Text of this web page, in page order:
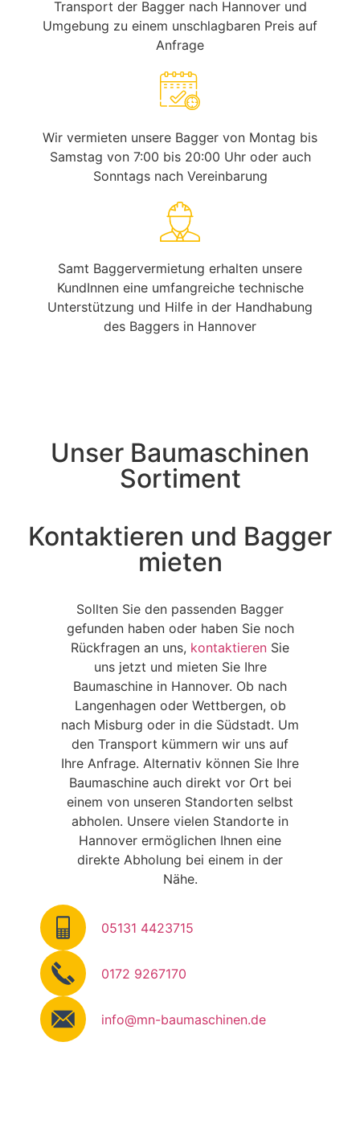
Transport der Bagger nach Hannover und
Umgebung zu einem unschlagbaren Preis auf
Anfrage
Wir vermieten unsere Bagger von Montag bis
Samstag von 7:00 bis 20:00 Uhr oder auch
Sonntags nach Vereinbarung
Samt Baggervermietung erhalten unsere
KundInnen eine umfangreiche technische
Unterstützung und Hilfe in der Handhabung
des Baggers in Hannover
Unser Baumaschinen
Sortiment
Kontaktieren und Bagger
mieten
Sollten Sie den passenden Bagger
gefunden haben oder haben Sie noch
Rückfragen an uns, kontaktieren Sie
uns jetzt und mieten Sie Ihre
Baumaschine in Hannover. Ob nach
Langenhagen oder Wettbergen, ob
nach Misburg oder in die Südstadt. Um
den Transport kümmern wir uns auf
Ihre Anfrage. Alternativ können Sie Ihre
Baumaschine auch direkt vor Ort bei
einem von unseren Standorten selbst
abholen. Unsere vielen Standorte in
Hannover ermöglichen Ihnen eine
direkte Abholung bei einem in der
Nähe.
05131 4423715
0172 9267170
info@mn-baumaschinen.de